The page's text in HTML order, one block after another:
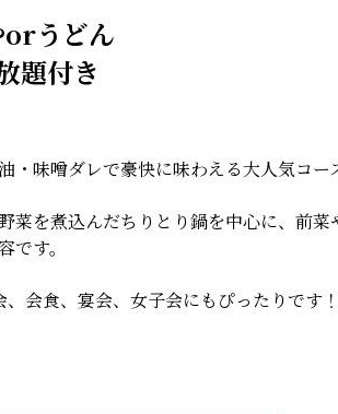
orうどん
題付き
・味噌ダレで豪快に味わえる大人気コー
菜を煮込んだちりとり鍋を中心に、前菜
す。
会食、宴会、女子会にもぴったりです